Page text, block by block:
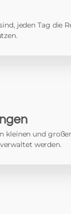
jeden Tag die
kleinen und
werden.